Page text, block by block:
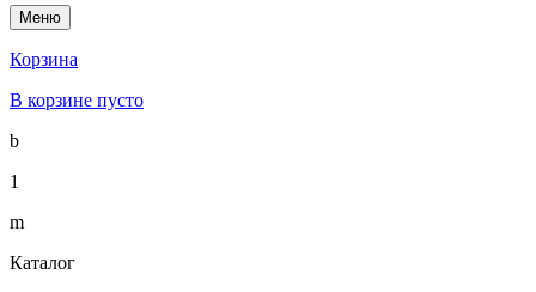
Меню
Корзина
В корзине пусто
b
1
m
Каталог